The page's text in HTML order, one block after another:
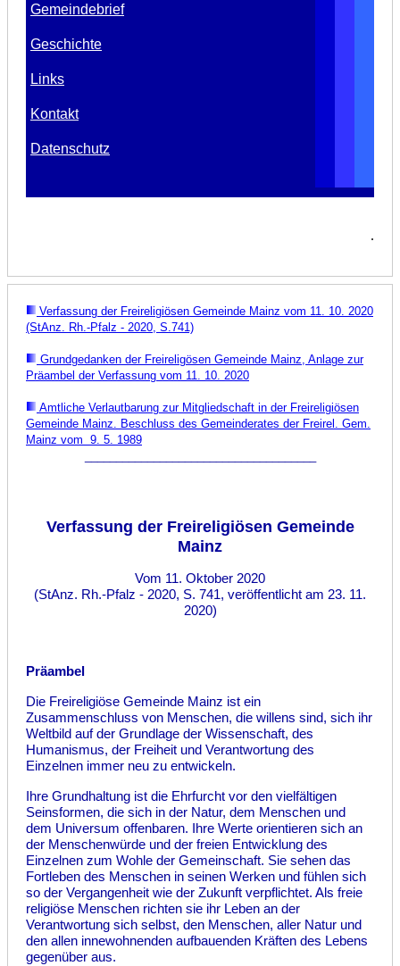
Gemeindebrief
Geschichte
Links
Kontakt
Datenschutz
.
Verfassung der Freireligiösen Gemeinde Mainz vom 11. 10. 2020
(StAnz. Rh.-Pfalz - 2020, S.741)
Grundgedanken der Freireligösen Gemeinde Mainz, Anlage zur
Präambel der Verfassung vom 11. 10. 2020
Amtliche Verlautbarung zur Mitgliedschaft in der Freireligiösen
Gemeinde Mainz. Beschluss des Gemeinderates der Freirel. Gem.
Mainz vom 9. 5. 1989
Verfassung der Freireligiösen Gemeinde
Mainz
Vom 11. Oktober 2020
(StAnz. Rh.-Pfalz - 2020, S. 741, veröffentlicht am 23. 11.
2020)
Präambel
Die Freireligiöse Gemeinde Mainz ist ein
Zusammenschluss von Menschen, die willens sind, sich ihr
Weltbild auf der Grundlage der Wissenschaft, des
Humanismus, der Freiheit und Verantwortung des
Einzelnen immer neu zu entwickeln.
Ihre Grundhaltung ist die Ehrfurcht vor den vielfältigen
Seinsformen, die sich in der Natur, dem Menschen und
dem Universum offenbaren. Ihre Werte orientieren sich an
der Menschenwürde und der freien Entwicklung des
Einzelnen zum Wohle der Gemeinschaft. Sie sehen das
Fortleben des Menschen in seinen Werken und fühlen sich
so der Vergangenheit wie der Zukunft verpflichtet. Als freie
religiöse Menschen richten sie ihr Leben an der
Verantwortung sich selbst, den Menschen, aller Natur und
den allen innewohnenden aufbauenden Kräften des Lebens
gegenüber aus.